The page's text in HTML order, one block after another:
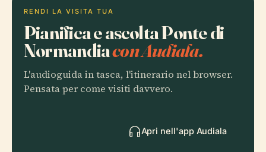
RENDI LA VISITA TUA
Pianifica e ascolta Ponte di
Normandiacon Audiala.
L'audioguida in tasca, l'itinerario nel browser.
Pensata per come visiti davvero.
Apri nell'app Audiala